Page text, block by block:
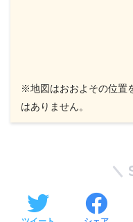
※地図はおおよその位置
はありません。